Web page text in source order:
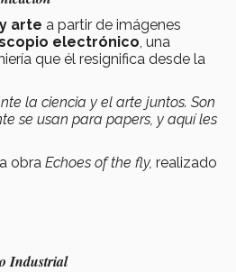
arte a partir de imágenes
electrónico , una
que él resignifica desde la
la ciencia y el arte juntos. Son
se usan para papers, y aquí les
obra Echoes of the fly, realizado
Industrial